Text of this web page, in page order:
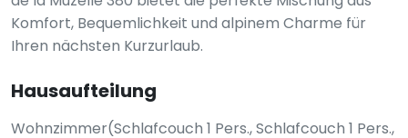
Komfort, Bequemlichkeit und alpinem Charme für
Ihren nächsten Kurzurlaub.
Hausaufteilung
Wohnzimmer(Schlafcouch 1 Pers., Schlafcouch 1 Pers.,